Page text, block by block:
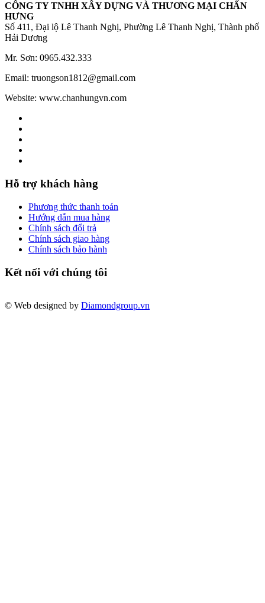
CÔNG TY TNHH XÂY DỰNG VÀ THƯƠNG MẠI CHẤN
HƯNG
Số 411, Đại lộ Lê Thanh Nghị, Phường Lê Thanh Nghị, Thành phố
Hải Dương
Mr. Sơn: 0965.432.333
Email: truongson1812@gmail.com
Website: www.chanhungvn.com
Hỗ trợ khách hàng
Phương thức thanh toán
Hướng dẫn mua hàng
Chính sách đổi trả
Chính sách giao hàng
Chính sách bảo hành
Kết nối với chúng tôi
© Web designed by Diamondgroup.vn